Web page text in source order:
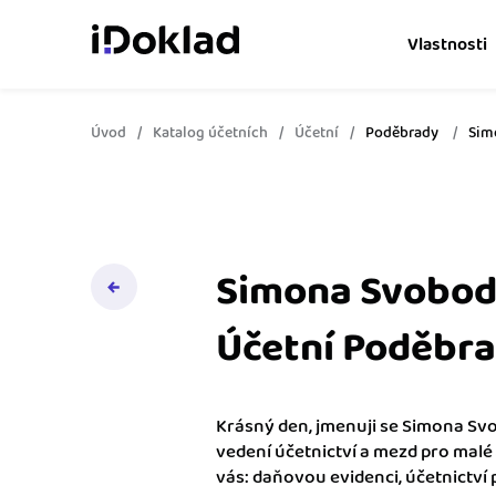
Vlastnosti
Online fakturace
obchodními kontakty.
Hlídání cashflow
Vyměňte počítání za
Spolupráce s účetní
Dejte účetní to, co
přístup k vašim
Úvod Katalog účetních Účetní Poděbrady
Simona
Účetní
Krásný den, jmenuji se Simona
vedení účetnictví a mezd pro
vás: daňovou evidenci, účetnictví